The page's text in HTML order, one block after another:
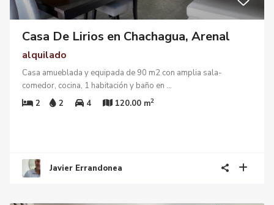
Casa De Lirios en Chachagua, Arenal
alquilado
Casa amueblada y equipada de 90 m2 con amplia sala-
comedor, cocina, 1 habitación y baño en ...
2
2 4 120.00 m2
Javier Errandonea